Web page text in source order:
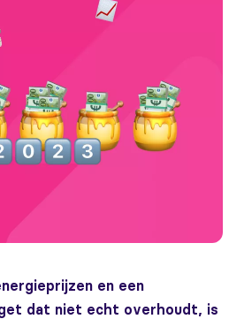
en een
dat niet echt overhoudt, is